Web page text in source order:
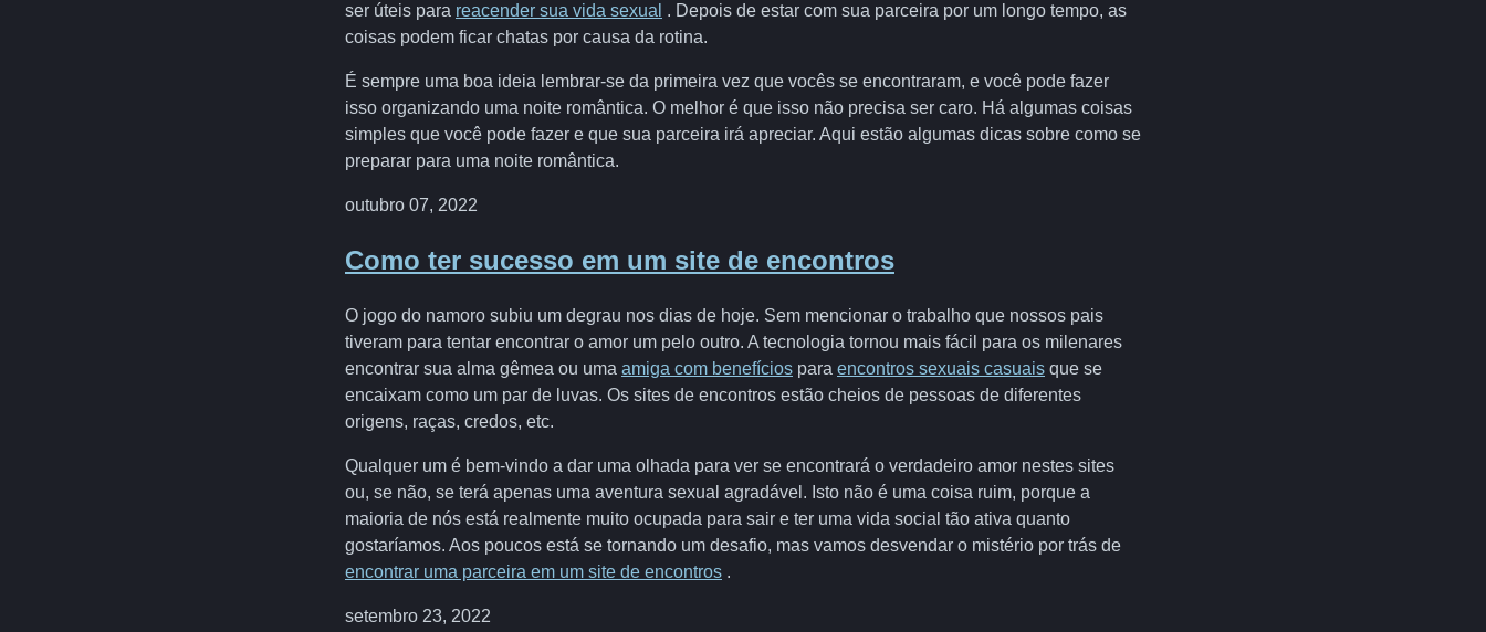
ser úteis para reacender sua vida sexual . Depois de estar com sua parceira por um longo tempo, as
coisas podem ficar chatas por causa da rotina.
É sempre uma boa ideia lembrar-se da primeira vez que vocês se encontraram, e você pode fazer
isso organizando uma noite romântica. O melhor é que isso não precisa ser caro. Há algumas coisas
simples que você pode fazer e que sua parceira irá apreciar. Aqui estão algumas dicas sobre como se
preparar para uma noite romântica.
outubro 07, 2022
Como ter sucesso em um site de encontros
O jogo do namoro subiu um degrau nos dias de hoje. Sem mencionar o trabalho que nossos pais
tiveram para tentar encontrar o amor um pelo outro. A tecnologia tornou mais fácil para os milenares
encontrar sua alma gêmea ou uma amiga com benefícios para encontros sexuais casuais que se
encaixam como um par de luvas. Os sites de encontros estão cheios de pessoas de diferentes
origens, raças, credos, etc.
Qualquer um é bem-vindo a dar uma olhada para ver se encontrará o verdadeiro amor nestes sites
ou, se não, se terá apenas uma aventura sexual agradável. Isto não é uma coisa ruim, porque a
maioria de nós está realmente muito ocupada para sair e ter uma vida social tão ativa quanto
gostaríamos. Aos poucos está se tornando um desafio, mas vamos desvendar o mistério por trás de
encontrar uma parceira em um site de encontros .
setembro 23, 2022